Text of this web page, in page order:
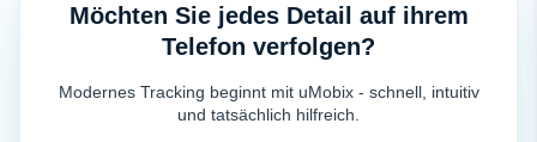
Möchten Sie jedes Detail auf ihrem
Telefon verfolgen?
Modernes Tracking beginnt mit uMobix - schnell, intuitiv
und tatsächlich hilfreich.